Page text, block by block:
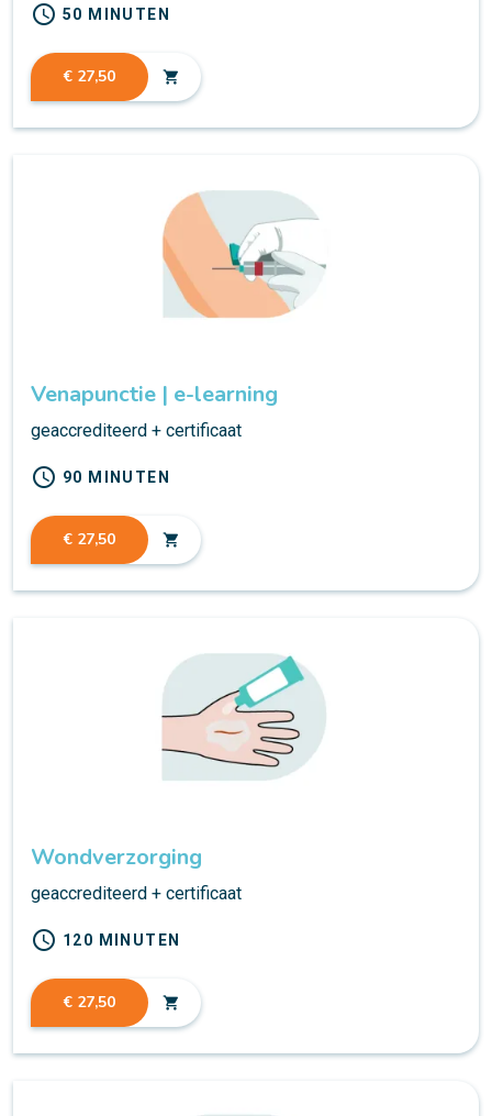
schedule 50 MINUTEN
€ 27,50 shopping_cart
Venapunctie | e-learning
geaccrediteerd + certificaat
schedule 90 MINUTEN
€ 27,50 shopping_cart
Wondverzorging
geaccrediteerd + certificaat
schedule 120 MINUTEN
€ 27,50 shopping_cart